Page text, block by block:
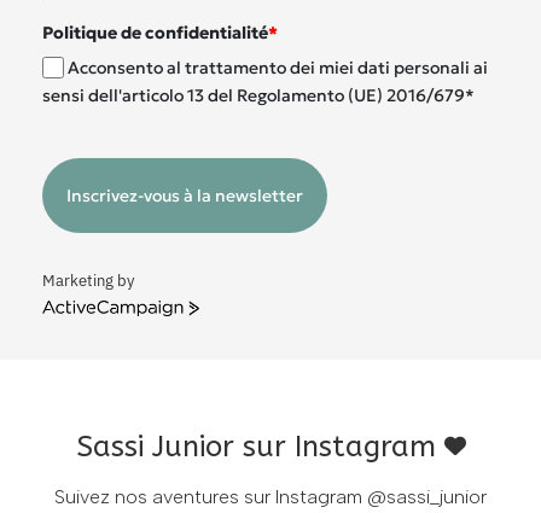
Politique de confidentialité*
Acconsento al trattamento dei miei dati personali ai
sensi dell'articolo 13 del Regolamento (UE) 2016/679*
Inscrivez-vous à la newsletter
Marketing by
ActiveCampaign
Sassi Junior sur Instagram
Suivez nos aventures sur Instagram @sassi_junior